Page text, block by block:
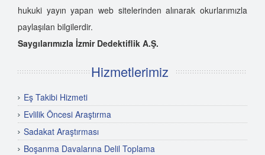
hukuki yayın yapan web sitelerinden alınarak okurlarımızla
paylaşılan bilgilerdir.
Saygılarımızla İzmir Dedektiflik A.Ş.
Hizmetlerimiz
Eş Takibi Hizmeti
Evlilik Öncesi Araştırma
Sadakat Araştırması
Boşanma Davalarına Delil Toplama